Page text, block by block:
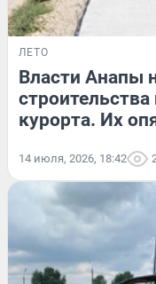
ЛЕТО
Власти Анапы
курорта. Их
14 июля, 2026, 18:42